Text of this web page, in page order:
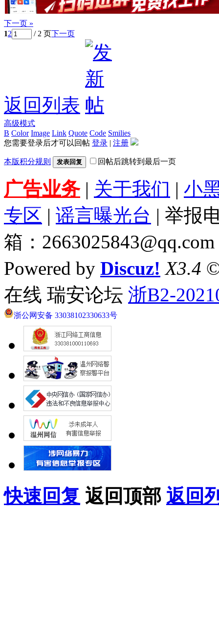
下一页 »
12 / 2 页下一页
返回列表
高级模式
B Color Image Link Quote Code Smilies
您需要登录后才可以回帖 登录 | 注册
本版积分规则 发表回复 回帖后跳转到最后一页
广告业务| 关于我们 | 小
专区 | 谣言曝光台 | 举报
箱：2663025843@qq.com
Powered by Discuz! X3.4
在线 瑞安论坛 浙B2-
浙公网安备 33038102330633号
快速回复 返回顶部 返回